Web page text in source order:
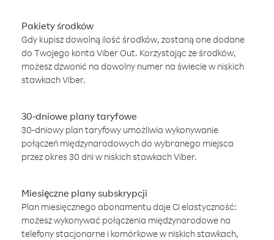
Pakiety środków
Gdy kupisz dowolną ilość środków, zostaną one dodane
do Twojego konta Viber Out. Korzystając ze środków,
możesz dzwonić na dowolny numer na świecie w niskich
stawkach Viber.
30-dniowe plany taryfowe
30-dniowy plan taryfowy umożliwia wykonywanie
połączeń międzynarodowych do wybranego miejsca
przez okres 30 dni w niskich stawkach Viber.
Miesięczne plany subskrypcji
Plan miesięcznego abonamentu daje Ci elastyczność:
możesz wykonywać połączenia międzynarodowe na
telefony stacjonarne i komórkowe w niskich stawkach,